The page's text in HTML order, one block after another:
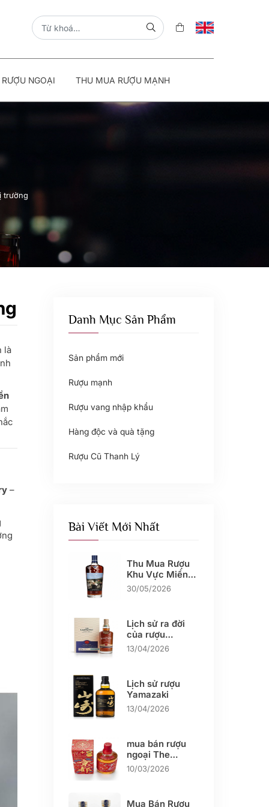
NGOẠI THU MUA RƯỢU MẠNH
trường
là
–
Danh Mục Sản Phẩm
Sản phẩm mới
Rượu mạnh
Rượu vang nhập khẩu
Hàng độc và quà tặng
Rượu Cũ Thanh Lý
Bài Viết Mới Nhất
Thu Mua Rượu
Khu Vực Miền
Tây
30/05/2026
Lịch sử ra đời
của rượu
Glenlivet
13/04/2026
Lịch sử rượu
Yamazaki
13/04/2026
mua bán rượu
ngoại The
KYOTO
10/03/2026
Mua Bán Rượu